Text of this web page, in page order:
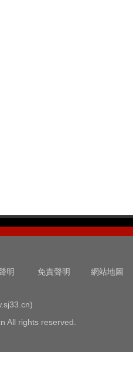
明 免責聲明 網站地圖
All rights reserved.